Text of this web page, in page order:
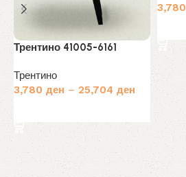
Трентино 41005-6161
Трентино
3,780 ден – 25,704 ден
3,780